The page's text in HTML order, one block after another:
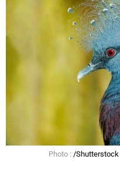
Photo : /Shutterstock